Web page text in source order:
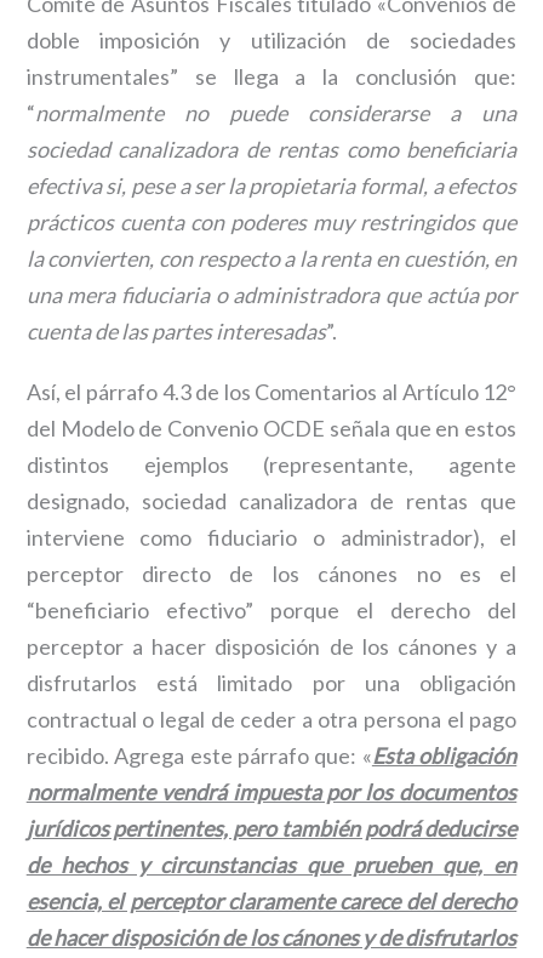
doble imposición y utilización de sociedades
instrumentales” se llega a la conclusión que:
“normalmente no puede considerarse a una
sociedad canalizadora de rentas como beneficiaria
efectiva si, pese a ser la propietaria formal, a efectos
prácticos cuenta con poderes muy restringidos que
la convierten, con respecto a la renta en cuestión, en
una mera fiduciaria o administradora que actúa por
cuenta de las partes interesadas”.
Así, el párrafo 4.3 de los Comentarios al Artículo 12°
del Modelo de Convenio OCDE señala que en estos
distintos ejemplos (representante, agente
designado, sociedad canalizadora de rentas que
interviene como fiduciario o administrador), el
perceptor directo de los cánones no es el
“beneficiario efectivo” porque el derecho del
perceptor a hacer disposición de los cánones y a
disfrutarlos está limitado por una obligación
contractual o legal de ceder a otra persona el pago
recibido. Agrega este párrafo que: «Esta obligación
normalmente vendrá impuesta por los documentos
jurídicos pertinentes, pero también podrá deducirse
de hechos y circunstancias que prueben que, en
esencia, el perceptor claramente carece del derecho
de hacer disposición de los cánones y de disfrutarlos